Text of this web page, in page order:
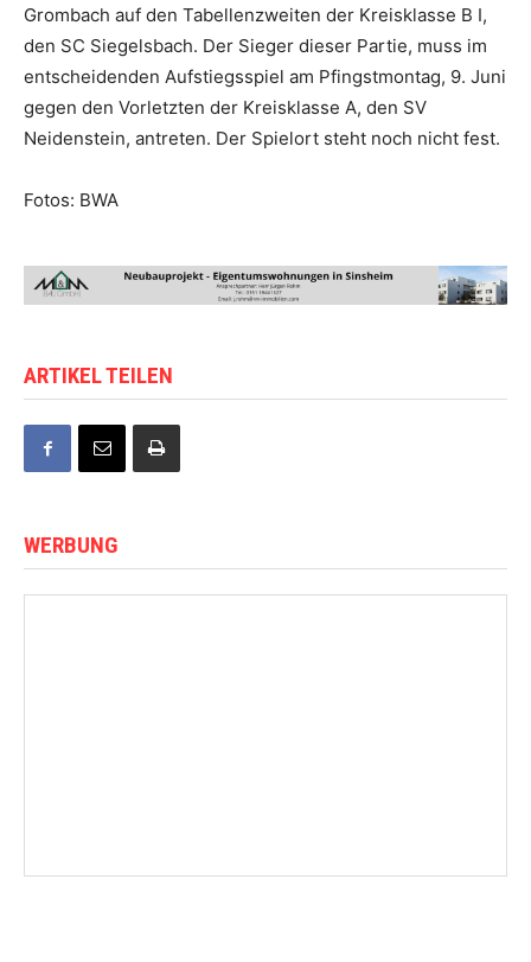
Grombach auf den Tabellenzweiten der Kreisklasse B I,
den SC Siegelsbach. Der Sieger dieser Partie, muss im
entscheidenden Aufstiegsspiel am Pfingstmontag, 9. Juni
gegen den Vorletzten der Kreisklasse A, den SV
Neidenstein, antreten. Der Spielort steht noch nicht fest.
Fotos: BWA
ARTIKEL TEILEN
WERBUNG